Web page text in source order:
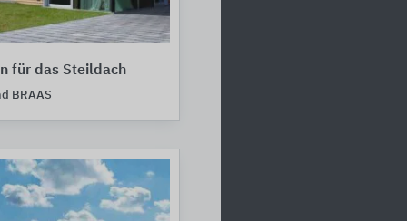
für das Steildach
BRAAS